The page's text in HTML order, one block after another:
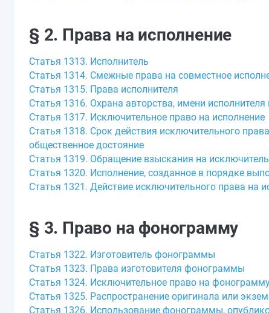
§ 2. Права на исполнение
Статья 1313. Исполнитель
Статья 1314. Смежные права на совместное
Статья 1315. Права исполнителя
Статья 1316. Охрана авторства, имени
Статья 1317. Исключительное право на исполнение
Статья 1318. Срок действия исключительного
общественное достояние
Статья 1319. Обращение взыскания на
Статья 1320. Исполнение, созданное в порядке
Статья 1321. Действие исключительного права на
§ 3. Право на фонограмму
Статья 1322. Изготовитель фонограммы
Статья 1323. Права изготовителя фонограммы
Статья 1324. Исключительное право на
Статья 1325. Распространение оригинала или
Статья 1326. Использование фонограммы,